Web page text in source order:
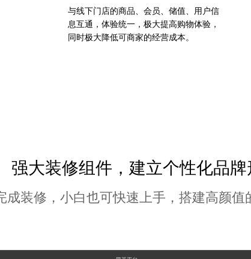
与线下门店的商品、会员、储值、用户信
息互通，体验统一，极大提高购物体验，
同时极大降低可商家的经营成本。
强大装修组件，建立个性化品牌
成装修，小白也可快速上手，搭建高颜值